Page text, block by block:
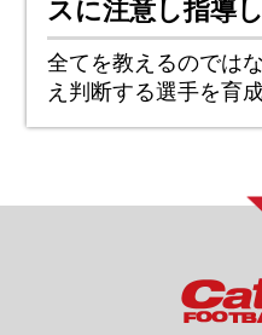
スに注意し指導
全てを教えるのでは
え判断する選手を育